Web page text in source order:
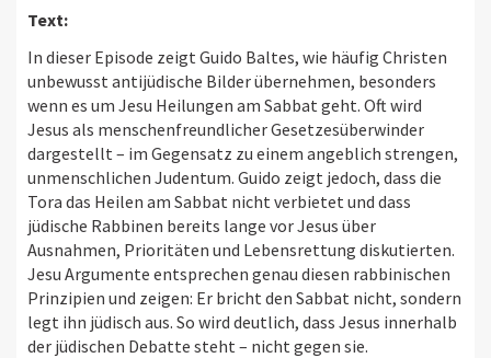
Text:
In dieser Episode zeigt Guido Baltes, wie häufig Christen
unbewusst antijüdische Bilder übernehmen, besonders
wenn es um Jesu Heilungen am Sabbat geht. Oft wird
Jesus als menschenfreundlicher Gesetzesüberwinder
dargestellt – im Gegensatz zu einem angeblich strengen,
unmenschlichen Judentum. Guido zeigt jedoch, dass die
Tora das Heilen am Sabbat nicht verbietet und dass
jüdische Rabbinen bereits lange vor Jesus über
Ausnahmen, Prioritäten und Lebensrettung diskutierten.
Jesu Argumente entsprechen genau diesen rabbinischen
Prinzipien und zeigen: Er bricht den Sabbat nicht, sondern
legt ihn jüdisch aus. So wird deutlich, dass Jesus innerhalb
der jüdischen Debatte steht – nicht gegen sie.